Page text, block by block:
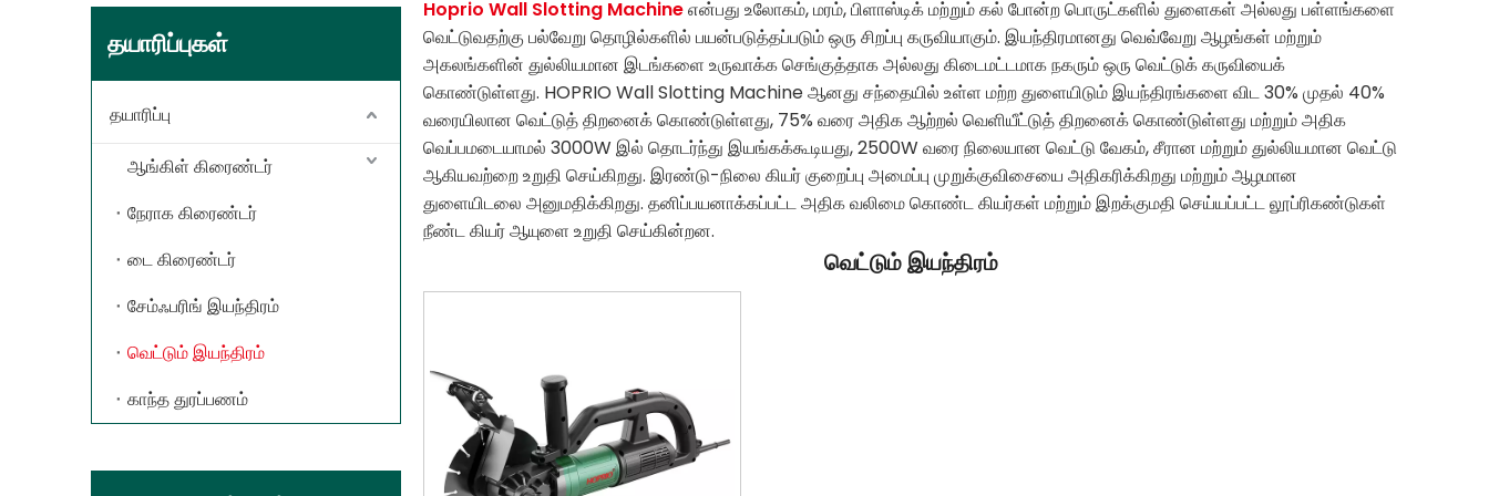
தயாரிப்புகள்
தயாரிப்பு
ஆங்கிள் கிரைண்டர்
நேராக கிரைண்டர்
டை கிரைண்டர்
சேம்ஃபரிங் இயந்திரம்
வெட்டும் இயந்திரம்
காந்த துரப்பணம்
Hoprio Wall Slotting Machineஎன்பது உலோகம், மரம், பிளாஸ்டிக் மற்றும் கல் போன்ற பொருட்களில் துளைகள் அல்லது பள்ளங்களை
வெட்டுவதற்கு பல்வேறு தொழில்களில் பயன்படுத்தப்படும் ஒரு சிறப்பு கருவியாகும். இயந்திரமானது வெவ்வேறு ஆழங்கள் மற்றும்
அகலங்களின் துல்லியமான இடங்களை உருவாக்க செங்குத்தாக அல்லது கிடைமட்டமாக நகரும் ஒரு வெட்டுக் கருவியைக்
கொண்டுள்ளது. HOPRIO Wall Slotting Machine ஆனது சந்தையில் உள்ள மற்ற துளையிடும் இயந்திரங்களை விட 30% முதல் 40%
வரையிலான வெட்டுத் திறனைக் கொண்டுள்ளது, 75% வரை அதிக ஆற்றல் வெளியீட்டுத் திறனைக் கொண்டுள்ளது மற்றும் அதிக
வெப்பமடையாமல் 3000W இல் தொடர்ந்து இயங்கக்கூடியது, 2500W வரை நிலையான வெட்டு வேகம், சீரான மற்றும் துல்லியமான வெட்டு
ஆகியவற்றை உறுதி செய்கிறது. இரண்டு-நிலை கியர் குறைப்பு அமைப்பு முறுக்குவிசையை அதிகரிக்கிறது மற்றும் ஆழமான
துளையிடலை அனுமதிக்கிறது. தனிப்பயனாக்கப்பட்ட அதிக வலிமை கொண்ட கியர்கள் மற்றும் இறக்குமதி செய்யப்பட்ட லூப்ரிகண்டுகள்
நீண்ட கியர் ஆயுளை உறுதி செய்கின்றன.
வெட்டும் இயந்திரம்